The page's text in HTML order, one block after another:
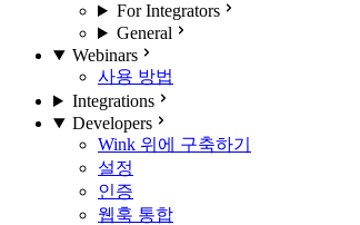
For Integrators
General
Webinars
사용 방법
Integrations
Developers
Wink 위에 구축하기
설정
인증
웹훅 통합